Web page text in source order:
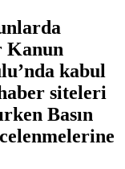
Kanun
kabul
siteleri
Basın